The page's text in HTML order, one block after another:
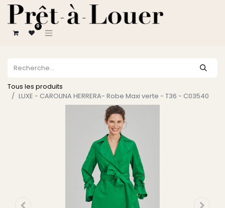
0
Tous les produits
LUXE - CAROLINA HERRERA- Robe Maxi verte - T36 - C03540